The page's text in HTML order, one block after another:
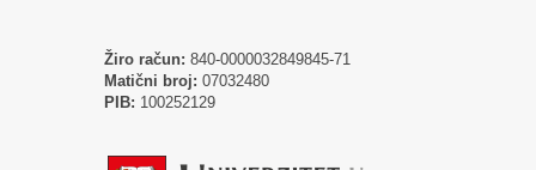
Žiro račun: 840-0000032849845-71
Matični broj: 07032480
PIB: 100252129